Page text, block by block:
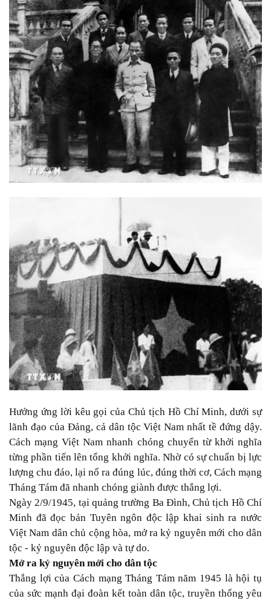
Hưởng ứng lời kêu gọi của Chủ tịch Hồ Chí Minh, dưới sự
lãnh đạo của Đảng, cả dân tộc Việt Nam nhất tề đứng dậy.
Cách mạng Việt Nam nhanh chóng chuyển từ khởi nghĩa
từng phần tiến lên tổng khởi nghĩa. Nhờ có sự chuẩn bị lực
lượng chu đáo, lại nổ ra đúng lúc, đúng thời cơ, Cách mạng
Tháng Tám đã nhanh chóng giành được thắng lợi.
Ngày 2/9/1945, tại quảng trường Ba Đình, Chủ tịch Hồ Chí
Minh đã đọc bản Tuyên ngôn độc lập khai sinh ra nước
Việt Nam dân chủ cộng hòa, mở ra kỷ nguyên mới cho dân
tộc - kỷ nguyên độc lập và tự do.
Mở ra kỷ nguyên mới cho dân tộc
Thắng lợi của Cách mạng Tháng Tám năm 1945 là hội tụ
của sức mạnh đại đoàn kết toàn dân tộc, truyền thống yêu